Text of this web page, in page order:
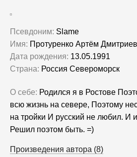
Псевдоним: Slame
Имя: Протуренко Артём
Дата рождения: 13.05.1991
Страна: Россия Североморск
О себе: Родился я в Ростове
всю жизнь на севере, Поэтому
на тройки И русский не любил. И
Решил поэтом быть. =)
Произведения автора (8)